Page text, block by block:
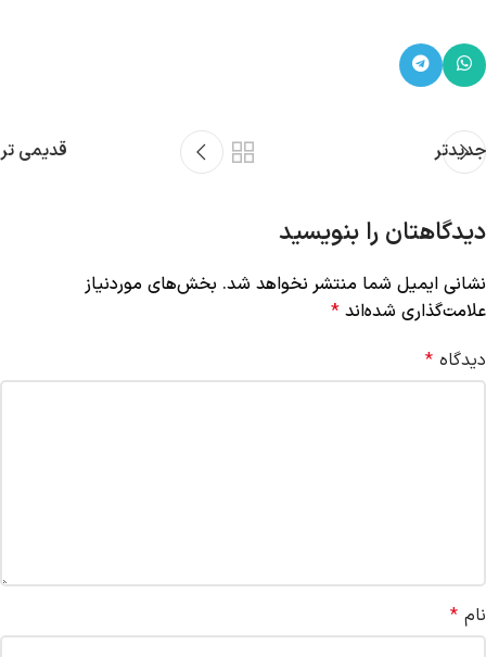
جدیدتر قدیمی تر
دیدگاهتان را بنویسید
نشانی ایمیل شما منتشر نخواهد شد. بخش‌های موردنیاز
علامت‌گذاری شده‌اند *
دیدگاه *
نام *